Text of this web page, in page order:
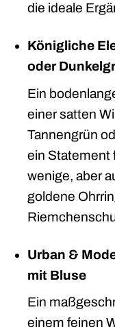
die ideale
Königliche
oder
Ein
einer satten
Tannengrün
ein Statement
wenige, aber
goldene
Urban &
mit Bluse
Ein
einem feinen